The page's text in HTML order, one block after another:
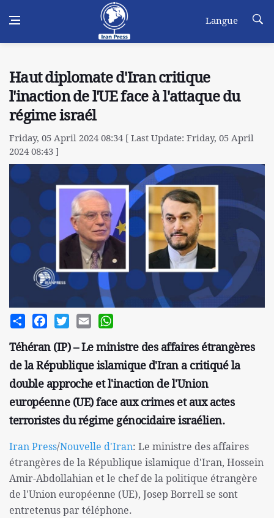
Langue
Haut diplomate d'Iran critique
l'inaction de l'UE face à l'attaque du
régime israél
Friday, 05 April 2024 08:34 [ Last Update: Friday, 05 April
2024 08:43 ]
Share FacebookTwitterEmail
Téhéran (IP) – Le ministre des affaires étrangères
de la République islamique d'Iran a critiqué la
double approche et l'inaction de l'Union
européenne (UE) face aux crimes et aux actes
terroristes du régime génocidaire israélien.
Iran Press/Nouvelle d'Iran: Le ministre des affaires
étrangères de la République islamique d'Iran, Hossein
Amir-Abdollahian et le chef de la politique étrangère
de l'Union européenne (UE), Josep Borrell se sont
entretenus par téléphone.